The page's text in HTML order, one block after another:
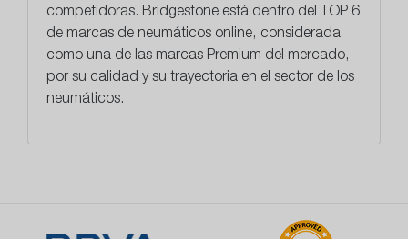
competidoras. Bridgestone está dentro del TOP 6
de marcas de neumáticos online, considerada
como una de las marcas Premium del mercado,
por su calidad y su trayectoria en el sector de los
neumáticos.